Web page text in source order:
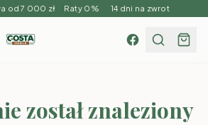
od 7 000 zł Raty 0% 14 dni na zwrot
został znaleziony